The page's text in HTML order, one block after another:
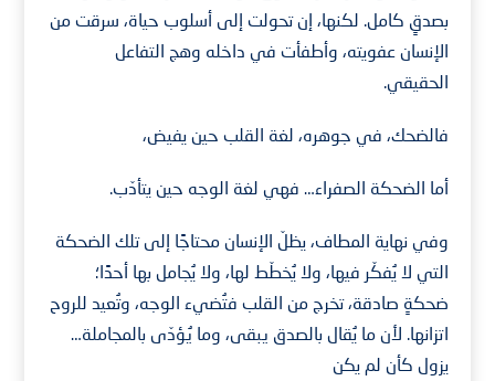
بصدقٍ كامل. لكنها، إن تحولت إلى أسلوب حياة، سرقت من
الإنسان عفويته، وأطفأت في داخله وهج التفاعل
الحقيقي.
فالضحك، في جوهره، لغة القلب حين يفيض،
أما الضحكة الصفراء… فهي لغة الوجه حين يتأدّب.
وفي نهاية المطاف، يظلّ الإنسان محتاجًا إلى تلك الضحكة
التي لا يُفكّر فيها، ولا يُخطّط لها، ولا يُجامل بها أحدًا؛
ضحكةٍ صادقة، تخرج من القلب فتُضيء الوجه، وتُعيد للروح
اتزانها. لأن ما يُقال بالصدق يبقى، وما يُؤدّى بالمجاملة…
يزول كأن لم يكن